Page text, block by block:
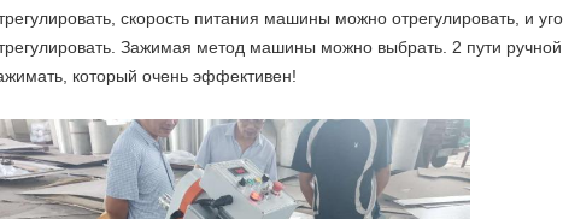
скорость питания машины можно отрегулировать, и
Зажимая метод машины можно выбрать. 2 пути
который очень эффективен!